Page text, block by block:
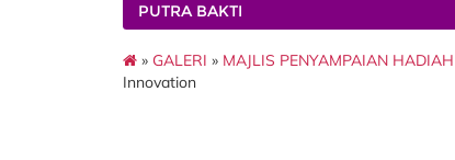
PUTRA BAKTI
» GALERI » MAJLIS PENYAMPAIAN HADIAH
Innovation